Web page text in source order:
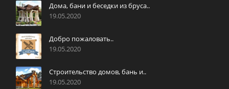
Дома, бани и беседки из бруса..
19.05.2020
Добро пожаловать..
19.05.2020
Строительство домов, бань и..
19.05.2020